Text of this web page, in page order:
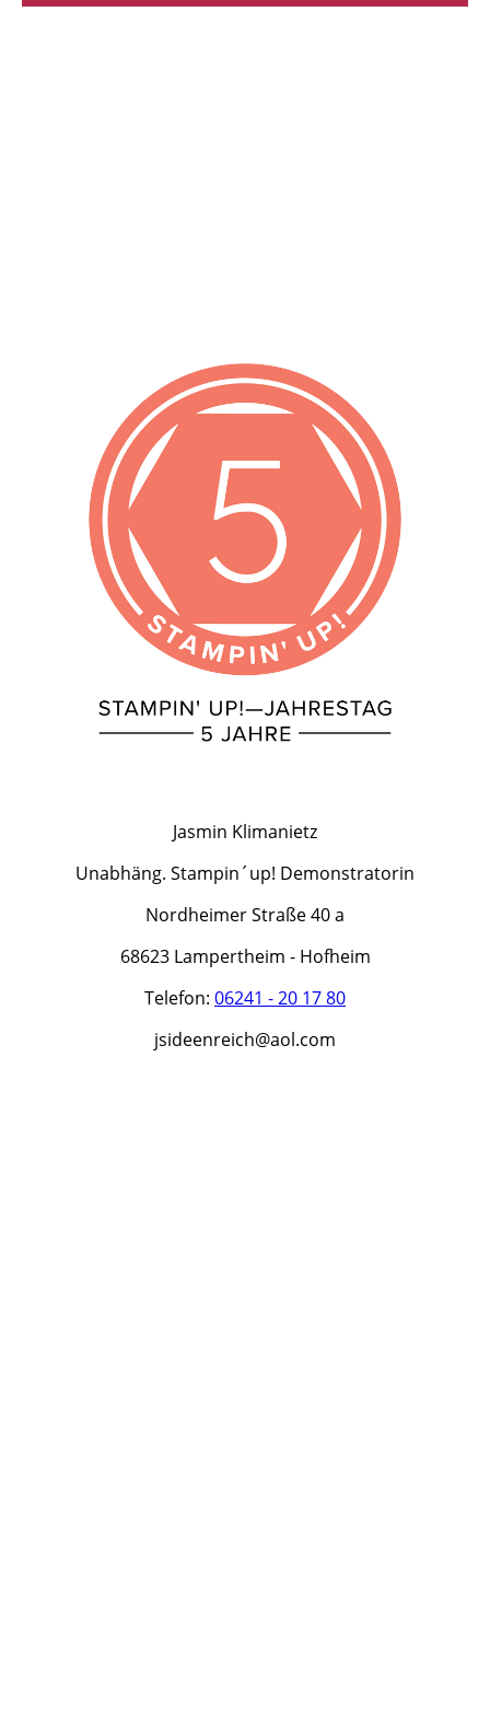
Jasmin Klimanietz
Unabhäng. Stampin´up! Demonstratorin
Nordheimer Straße 40 a
68623 Lampertheim - Hofheim
Telefon: 06241 - 20 17 80
jsideenreich@aol.com